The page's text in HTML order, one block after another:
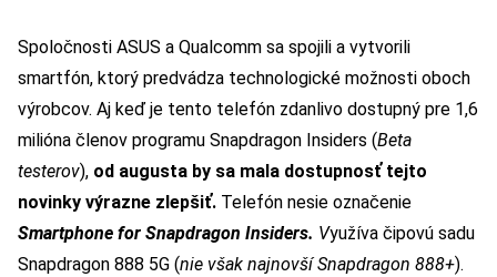
Spoločnosti ASUS a Qualcomm sa spojili a vytvorili
smartfón, ktorý predvádza technologické možnosti oboch
výrobcov. Aj keď je tento telefón zdanlivo dostupný pre 1,6
milióna členov programu Snapdragon Insiders (Beta
testerov), od augusta by sa mala dostupnosť tejto
novinky výrazne zlepšiť. Telefón nesie označenie
Smartphone for Snapdragon Insiders. Využíva čipovú sadu
Snapdragon 888 5G (nie však najnovší Snapdragon 888+).